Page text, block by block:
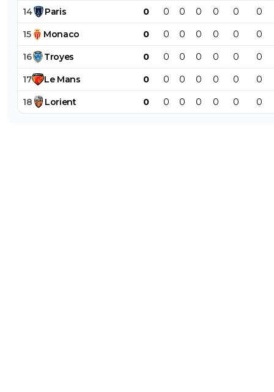
14 Paris 0 0 0 0 0 0 0
15 Monaco 0 0 0 0 0 0 0
16 Troyes 0 0 0 0 0 0 0
17 Le Mans 0 0 0 0 0 0 0
18 Lorient 0 0 0 0 0 0 0